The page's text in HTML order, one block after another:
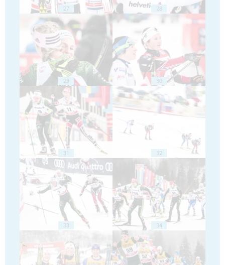
27 28
29 30
31 32
33 34